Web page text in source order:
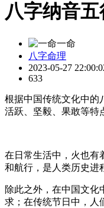
八字纳音
一命
八字命理
2023-05-27
633
根据中国传统文化中的
活跃、坚毅、果敢等特
在日常生活中，火也有
和航行，是人类历史进
除此之外，在中国文
求；在传统节日中，人